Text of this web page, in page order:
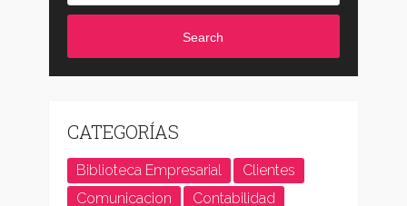
Search
CATEGORÍAS
Biblioteca Empresarial
Clientes
Comunicacion
Contabilidad